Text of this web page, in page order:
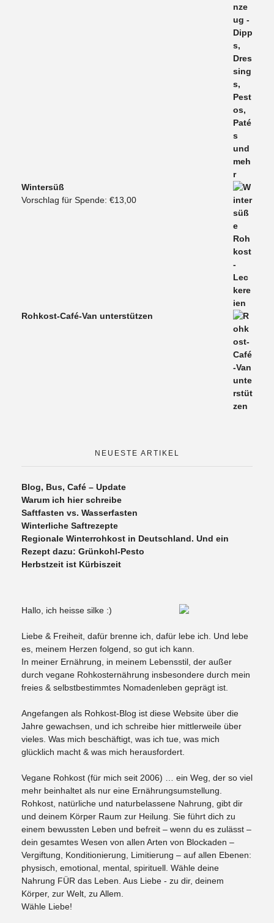
Wintersüß
Vorschlag für Spende: €13,00
Rohkost-Café-Van unterstützen
NEUESTE ARTIKEL
Blog, Bus, Café – Update
Warum ich hier schreibe
Saftfasten vs. Wasserfasten
Winterliche Saftrezepte
Regionale Winterrohkost in Deutschland. Und ein
Rezept dazu: Grünkohl-Pesto
Herbstzeit ist Kürbiszeit
Hallo, ich heisse silke :)
Liebe & Freiheit, dafür brenne ich, dafür lebe ich. Und lebe
es, meinem Herzen folgend, so gut ich kann.
In meiner Ernährung, in meinem Lebensstil, der außer
durch vegane Rohkosternährung insbesondere durch mein
freies & selbstbestimmtes Nomadenleben geprägt ist.
Angefangen als Rohkost-Blog ist diese Website über die
Jahre gewachsen, und ich schreibe hier mittlerweile über
vieles. Was mich beschäftigt, was ich tue, was mich
glücklich macht & was mich herausfordert.
Vegane Rohkost (für mich seit 2006) … ein Weg, der so viel
mehr beinhaltet als nur eine Ernährungsumstellung.
Rohkost, natürliche und naturbelassene Nahrung, gibt dir
und deinem Körper Raum zur Heilung. Sie führt dich zu
einem bewussten Leben und befreit – wenn du es zulässt –
dein gesamtes Wesen von allen Arten von Blockaden –
Vergiftung, Konditionierung, Limitierung – auf allen Ebenen:
physisch, emotional, mental, spirituell. Wähle deine
Nahrung FÜR das Leben. Aus Liebe - zu dir, deinem
Körper, zur Welt, zu Allem.
Wähle Liebe!